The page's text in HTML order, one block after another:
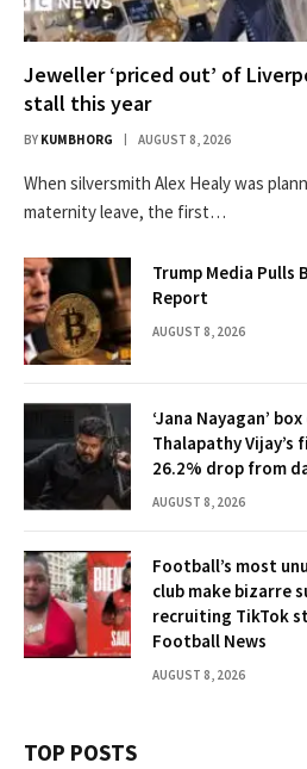
Jeweller ‘priced out’ of
stall this year
BY KUMBHORG AUGUST 8, 2026
When silversmith Alex Healy was
maternity leave, the first…
Trump Media Pulls
Report
AUGUST 8, 2026
‘Jana Nayagan’
Thalapathy Vijay’s
26.2% drop from
AUGUST 8, 2026
Football’s most
club make bizarre
recruiting TikTok
Football News
AUGUST 8, 2026
TOP POSTS